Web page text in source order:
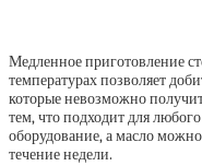
Медленное приготовление
температурах позволяет
которые невозможно
тем, что подходит для
оборудование, а масло
течение недели.